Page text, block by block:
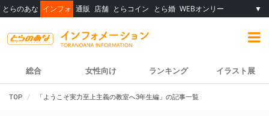
とらのあな インフォ 通販 店舗 とらコイン とら婚 WEBオンリー ▼
総合 女性向け ランキング イラスト展
TOP 「ようこそ実力至上主義の教室へ3年生編」の記事一覧